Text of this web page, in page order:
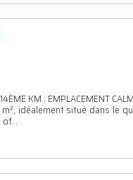
KM : EMPLACEMENT
idéalement situé dans le